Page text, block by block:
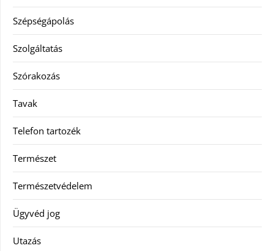
Szépségápolás
Szolgáltatás
Szórakozás
Tavak
Telefon tartozék
Természet
Természetvédelem
Ügyvéd jog
Utazás